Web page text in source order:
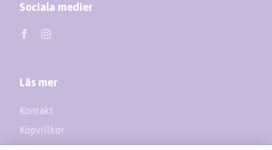
Sociala medier
Läs mer
Kontakt
Köpvillkor